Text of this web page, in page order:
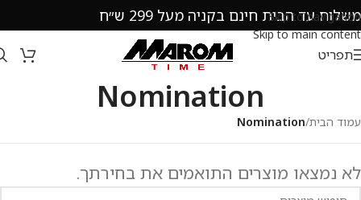
Skip to navigation
Skip to main content
משלוח עד הבית חינם בקניה מעל 299 ש״ח
תפריט
Nomination
עמוד הבית/
Nomination
לא נמצאו מוצרים התואמים את בחירתך.